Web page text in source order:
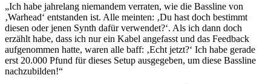
„Ich habe jahrelang niemandem verraten, wie die Bassline von
‚Warhead‘ entstanden ist. Alle meinten: ‚Du hast doch bestimmt
diesen oder jenen Synth dafür verwendet?‘. Als ich dann doch
erzählt habe, dass ich nur ein Kabel angefasst und das Feedback
aufgenommen hatte, waren alle baff: ‚Echt jetzt?‘ Ich habe gerade
erst 20.000 Pfund für dieses Setup ausgegeben, um diese Bassline
nachzubilden!“